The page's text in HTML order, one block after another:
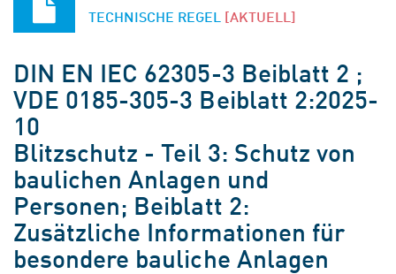
TECHNISCHE REGEL [AKTUELL]
DIN EN IEC 62305-3 Beiblatt 2 ;
VDE 0185-305-3 Beiblatt 2:2025-
10
Blitzschutz - Teil 3: Schutz von
baulichen Anlagen und
Personen; Beiblatt 2:
Zusätzliche Informationen für
besondere bauliche Anlagen